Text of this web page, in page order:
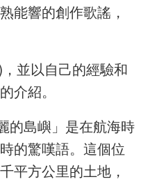
能響的創作歌謠，
)，並以自己的經驗和
介紹。
的島嶼」是在航海時
的驚嘆語。這個位
平方公里的土地，